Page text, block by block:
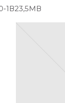
1В23,5МВ